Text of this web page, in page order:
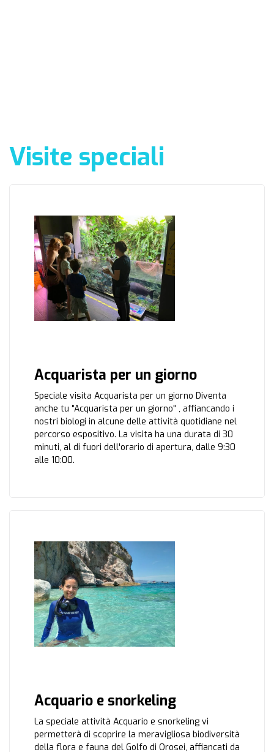
Visite speciali
Acquarista per un giorno
Speciale visita Acquarista per un giorno Diventa
anche tu "Acquarista per un giorno" , affiancando i
nostri biologi in alcune delle attività quotidiane nel
percorso espositivo. La visita ha una durata di 30
minuti, al di fuori dell'orario di apertura, dalle 9:30
alle 10:00.
Acquario e snorkeling
La speciale attività Acquario e snorkeling vi
permetterà di scoprire la meravigliosa biodiversità
della flora e fauna del Golfo di Orosei, affiancati da